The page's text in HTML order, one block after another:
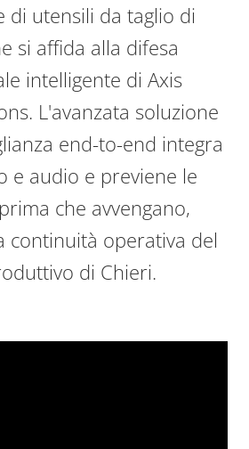
di utensili da taglio di
si affida alla difesa
intelligente di Axis
L'avanzata soluzione
end-to-end integra
e audio e previene le
che avvengano,
continuità operativa del
di Chieri.